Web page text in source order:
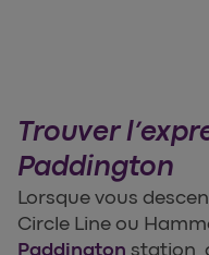
Trouver
Paddington
Lorsque vous
Circle Line ou
Paddington station,